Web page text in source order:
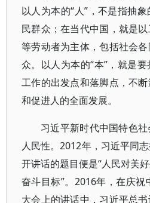
以人为本的“人”，不是指抽
民群众；在当代中国，就是
等劳动者为主体，包括社会
众。以人为本的“本”，就是
工作的出发点和落脚点，不
和促进人的全面发展。
习近平新时代中国特色
人民性。2012年，习近平同
开讲话的题目便是“人民对美
奋斗目标”。2016年，在庆
大会上的讲话中，习近平总